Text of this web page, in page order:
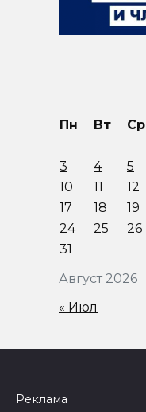
Август 2026
Пн Вт Ср
3
4 5
10
11 12
17
18 19
24
25 26
31
« Июл
Реклама